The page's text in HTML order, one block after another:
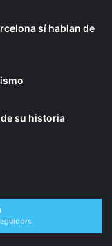
sí hablan de
su historia